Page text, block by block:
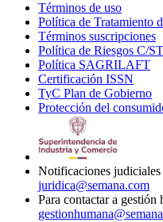
Términos de uso
in
new
window
Política de Tratamiento
Términos suscripciones
in
Política de Riesgos C/ST
Política SAGRILAFT
Certificación ISSN
in
new
TyC Plan de Gobierno
in
Protección del
Notificaciones judiciales
juridica@semana.com
Para contactar a gestión